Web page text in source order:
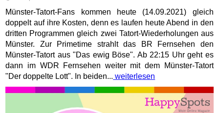
Münster-Tatort-Fans kommen heute (14.09.2021) gleich
doppelt auf ihre Kosten, denn es laufen heute Abend in den
dritten Programmen gleich zwei Tatort-Wiederholungen aus
Münster. Zur Primetime strahlt das BR Fernsehen den
Münster-Tatort aus "Das ewig Böse". Ab 22:15 Uhr geht es
dann im WDR Fernsehen weiter mit dem Münster-Tatort
"Der doppelte Lott". In beiden... weiterlesen